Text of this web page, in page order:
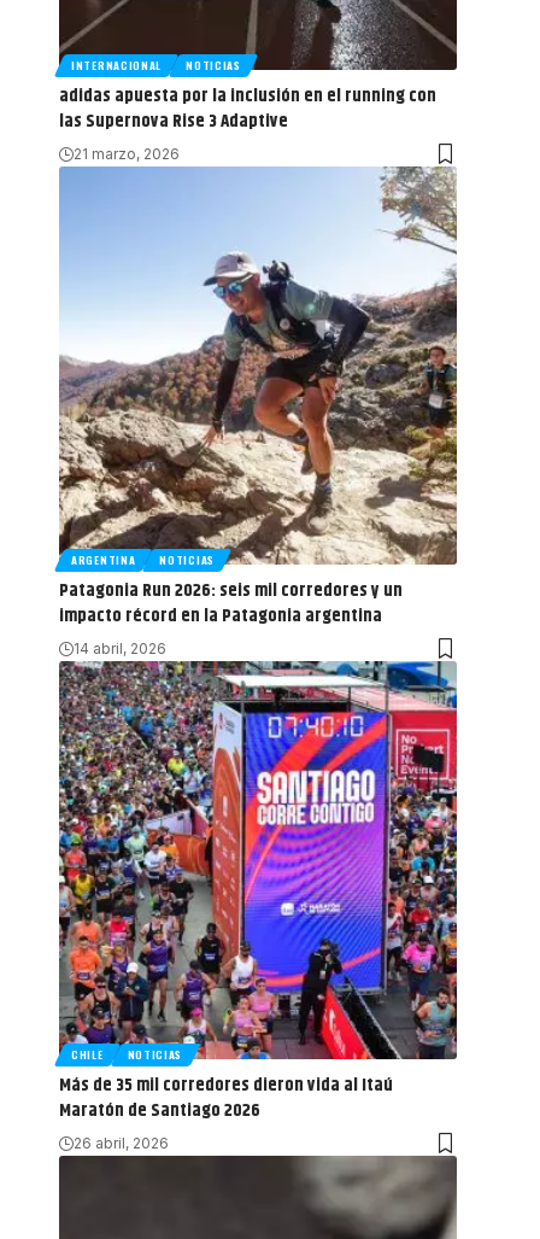
INTERNACIONAL NOTICIAS
adidas apuesta por la inclusión en el running con
las Supernova Rise 3 Adaptive
21 marzo, 2026
ARGENTINA NOTICIAS
Patagonia Run 2026: seis mil corredores y un
impacto récord en la Patagonia argentina
14 abril, 2026
CHILE NOTICIAS
Más de 35 mil corredores dieron vida al Itaú
Maratón de Santiago 2026
26 abril, 2026